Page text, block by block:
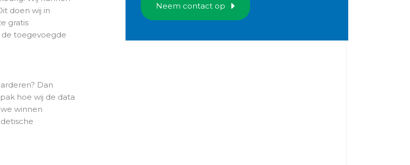
doen wij in
gratis
de toegevoegde
Dan
hoe wij de data
winnen
Neem contact op